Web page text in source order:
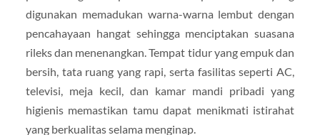
digunakan memadukan warna-warna lembut dengan
pencahayaan hangat sehingga menciptakan suasana
rileks dan menenangkan. Tempat tidur yang empuk dan
bersih, tata ruang yang rapi, serta fasilitas seperti AC,
televisi, meja kecil, dan kamar mandi pribadi yang
higienis memastikan tamu dapat menikmati istirahat
yang berkualitas selama menginap.